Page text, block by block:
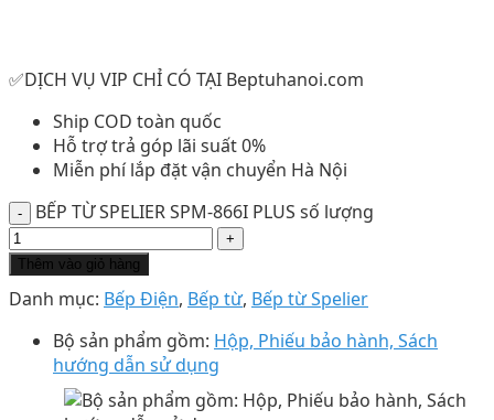
✅DỊCH VỤ VIP CHỈ CÓ TẠI Beptuhanoi.com
Ship COD toàn quốc
Hỗ trợ trả góp lãi suất 0%
Miễn phí lắp đặt vận chuyển Hà Nội
BẾP TỪ SPELIER SPM-866I PLUS số lượng
Thêm vào giỏ hàng
Danh mục: Bếp Điện, Bếp từ, Bếp từ Spelier
Bộ sản phẩm gồm: Hộp, Phiếu bảo hành, Sách
hướng dẫn sử dụng